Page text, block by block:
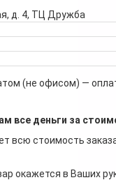
д. 4, ТЦ Дружба
(не офисом) —
все деньги за
всю стоимость
окажется в Ваших